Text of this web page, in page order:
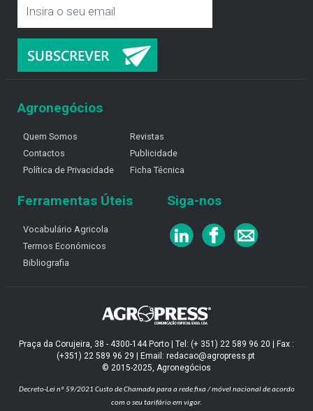
Agronegócios
Quem Somos
Contactos
Política de Privacidade
Revistas
Publicidade
Ficha Técnica
Ferramentas Úteis
Vocabulário Agricola
Termos Económicos
Bibliografia
Siga-nos
Praça da Corujeira, 38 - 4300-144 Porto | Tel: (+ 351) 22 589 96 20 | Fax :
(+351) 22 589 96 29 | Email: redacao@agropress.pt
© 2015-2025, Agronegócios
Decreto-Lei nº 59/2021 Custo de Chamada para a rede fixa / móvel nacional de acordo
com o seu tarifário em vigor.